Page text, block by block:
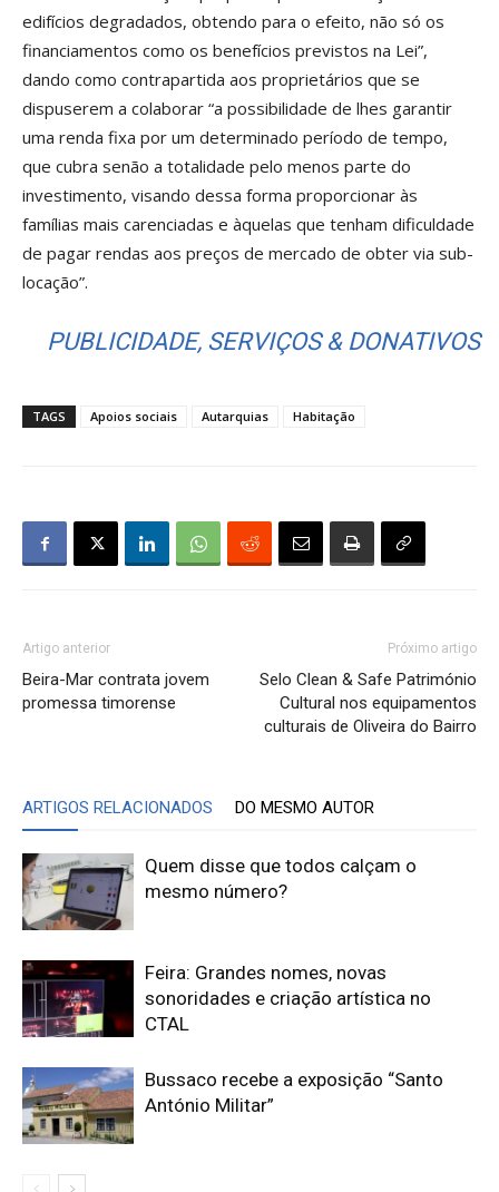
edifícios degradados, obtendo para o efeito, não só os
financiamentos como os benefícios previstos na Lei”,
dando como contrapartida aos proprietários que se
dispuserem a colaborar “a possibilidade de lhes garantir
uma renda fixa por um determinado período de tempo,
que cubra senão a totalidade pelo menos parte do
investimento, visando dessa forma proporcionar às
famílias mais carenciadas e àquelas que tenham dificuldade
de pagar rendas aos preços de mercado de obter via sub-
locação”.
PUBLICIDADE, SERVIÇOS & DONATIVOS
TAGS Apoios sociais Autarquias Habitação
Artigo anterior
Beira-Mar contrata jovem
promessa timorense
Próximo artigo
Selo Clean & Safe Património
Cultural nos equipamentos
culturais de Oliveira do Bairro
ARTIGOS RELACIONADOS DO MESMO AUTOR
Quem disse que todos calçam o
mesmo número?
Feira: Grandes nomes, novas
sonoridades e criação artística no
CTAL
Bussaco recebe a exposição “Santo
António Militar”